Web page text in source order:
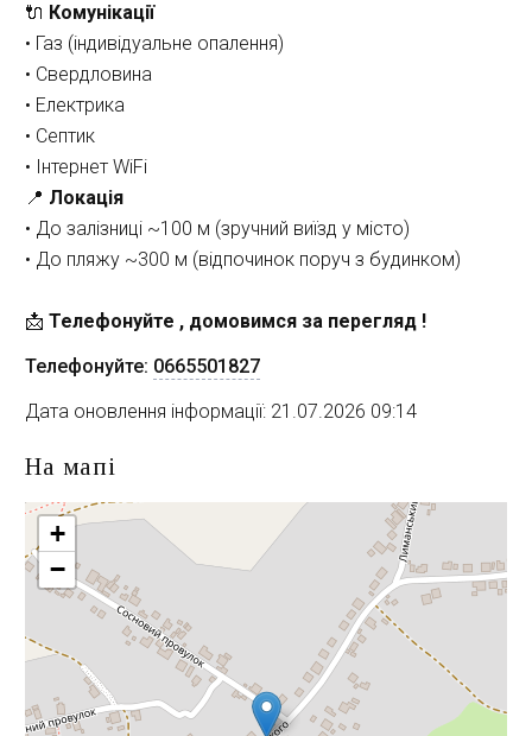
🔌 Комунікації
• Газ (індивідуальне опалення)
• Свердловина
• Електрика
• Септик
• Інтернет WiFi
📍 Локація
• До залізниці ~100 м (зручний виїзд у місто)
• До пляжу ~300 м (відпочинок поруч з будинком)
📩 Телефонуйте , домовимся за перегляд !
Телефонуйте: 0665501827
Дата оновлення інформації: 21.07.2026 09:14
На мапі
+
−